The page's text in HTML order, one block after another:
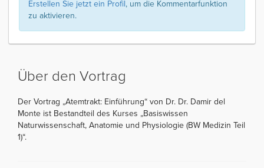
Erstellen Sie jetzt ein Profil, um die Kommentarfunktion
zu aktivieren.
Über den Vortrag
Der Vortrag „Atemtrakt: Einführung“ von Dr. Dr. Damir del
Monte ist Bestandteil des Kurses „Basiswissen
Naturwissenschaft, Anatomie und Physiologie (BW Medizin Teil
1)“.